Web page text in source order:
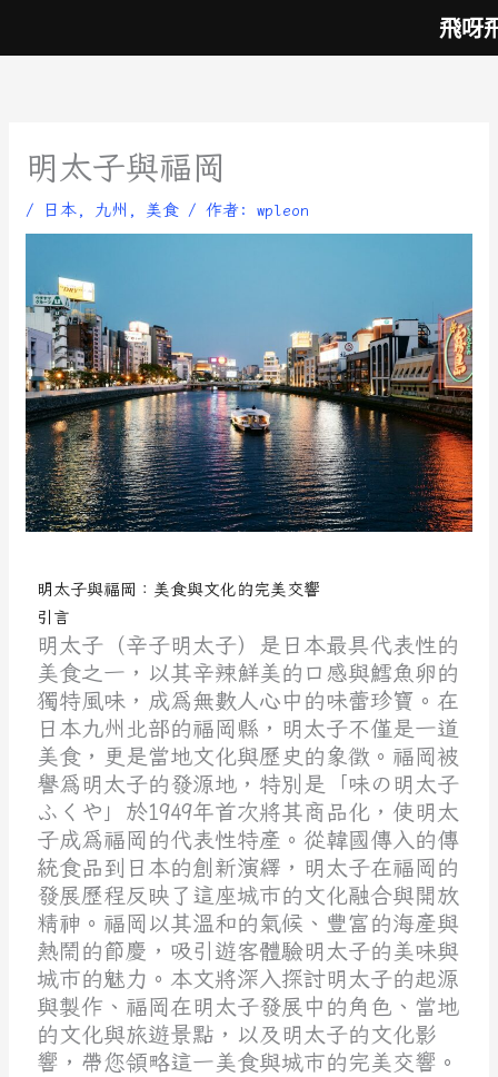
明太子與福岡
/ 日本, 九州 , 美食 / 作者:wpleon
明太子與福岡：美食與文化的完美交響
引言
明太子（辛子明太子）是日本最具代表性的
美食之一，以其辛辣鮮美的口感與鱈魚卵的
獨特風味，成為無數人心中的味蕾珍寶。在
日本九州北部的福岡縣，明太子不僅是一道
美食，更是當地文化與歷史的象徵。福岡被
譽為明太子的發源地，特別是「味の明太子
ふくや」於1949年首次將其商品化，使明太
子成為福岡的代表性特產。從韓國傳入的傳
統食品到日本的創新演繹，明太子在福岡的
發展歷程反映了這座城市的文化融合與開放
精神。福岡以其溫和的氣候、豐富的海產與
熱鬧的節慶，吸引遊客體驗明太子的美味與
城市的魅力。本文將深入探討明太子的起源
與製作、福岡在明太子發展中的角色、當地
的文化與旅遊景點，以及明太子的文化影
響，帶您領略這一美食與城市的完美交響。
飛呀